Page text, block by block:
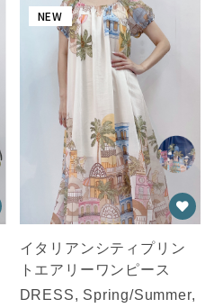
NEW
イタリアンシティプリン
トエアリーワンピース
DRESS, Spring/Summer,